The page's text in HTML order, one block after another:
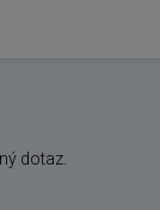
dotaz.